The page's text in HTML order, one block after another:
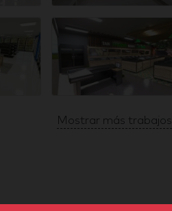
Mostrar más trabajos